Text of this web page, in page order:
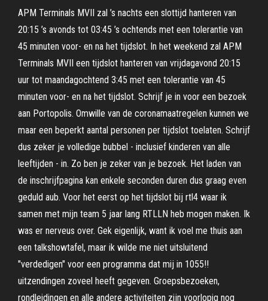
APM Terminals MVII zal ’s nachts een slottijd hanteren van
20:15 ’s avonds tot 03:45 ’s ochtends met een tolerantie van
45 minuten voor- en na het tijdslot. In het weekend zal APM
Terminals MVII een tijdslot hanteren van vrijdagavond 20:15
uur tot maandagochtend 3:45 met een tolerantie van 45
minuten voor- en na het tijdslot. Schrijf je in voor een bezoek
aan Portopolis. Omwille van de coronamaatregelen kunnen we
maar een beperkt aantal personen per tijdslot toelaten. Schrijf
dus zeker je volledige bubbel - inclusief kinderen van alle
leeftijden - in. Zo ben je zeker van je bezoek. Het laden van
de inschrijfpagina kan enkele seconden duren dus graag even
geduld aub. Voor het eerst op het tijdslot bij rtl4 waar ik
samen met mijn team 5 jaar lang RTLLN heb mogen maken. Ik
was er nerveus over. Gek eigenlijk, want ik voel me thuis aan
een talkshowtafel, maar ik wilde me niet uitsluitend
"verdedigen" voor een programma dat mij in 1055!!
uitzendingen zoveel heeft gegeven. Groepsbezoeken,
rondleidingen en alle andere activiteiten zijn voorlopig nog